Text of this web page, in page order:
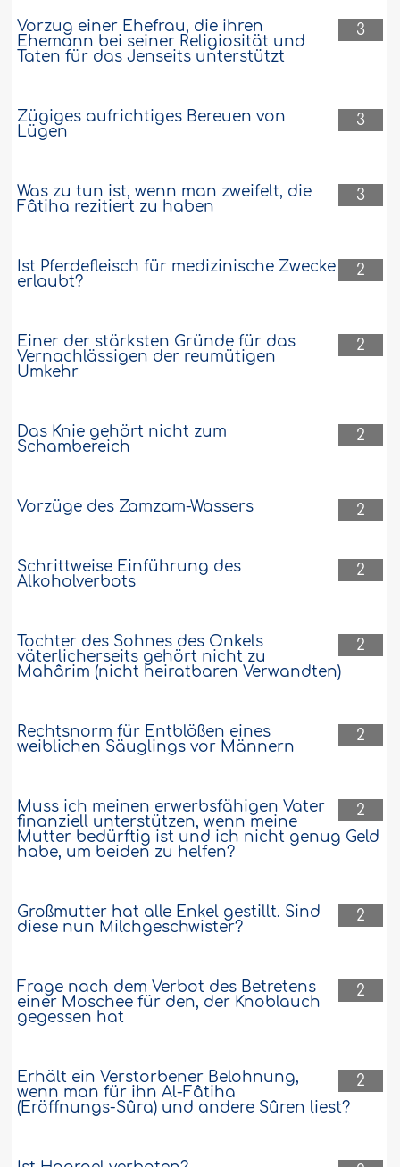
3
Vorzug einer Ehefrau, die ihren
Ehemann bei seiner Religiosität und
Taten für das Jenseits unterstützt
3
Zügiges aufrichtiges Bereuen von
Lügen
3
Was zu tun ist, wenn man zweifelt, die
Fâtiha rezitiert zu haben
2
Ist Pferdefleisch für medizinische Zwecke
erlaubt?
2
Einer der stärksten Gründe für das
Vernachlässigen der reumütigen
Umkehr
2
Das Knie gehört nicht zum
Schambereich
2
Vorzüge des Zamzam-Wassers
2
Schrittweise Einführung des
Alkoholverbots
2
Tochter des Sohnes des Onkels
väterlicherseits gehört nicht zu
Mahârim (nicht heiratbaren Verwandten)
2
Rechtsnorm für Entblößen eines
weiblichen Säuglings vor Männern
2
Muss ich meinen erwerbsfähigen Vater
finanziell unterstützen, wenn meine
Mutter bedürftig ist und ich nicht genug Geld
habe, um beiden zu helfen?
2
Großmutter hat alle Enkel gestillt. Sind
diese nun Milchgeschwister?
2
Frage nach dem Verbot des Betretens
einer Moschee für den, der Knoblauch
gegessen hat
2
Erhält ein Verstorbener Belohnung,
wenn man für ihn Al-Fâtiha
(Eröffnungs-Sûra) und andere Sûren liest?